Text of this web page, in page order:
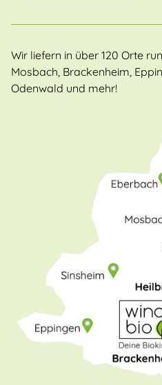
Wir liefern in über 120 Orte
Mosbach, Brackenheim,
Odenwald und mehr!